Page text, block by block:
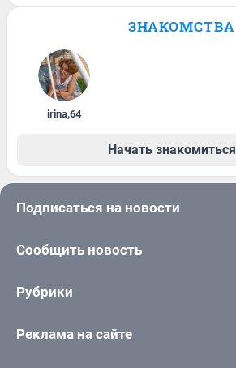
ЗНАКОМСТВА
irina,64
Начать знакомиться
Подписаться на новости
Сообщить новость
Рубрики
Реклама на сайте